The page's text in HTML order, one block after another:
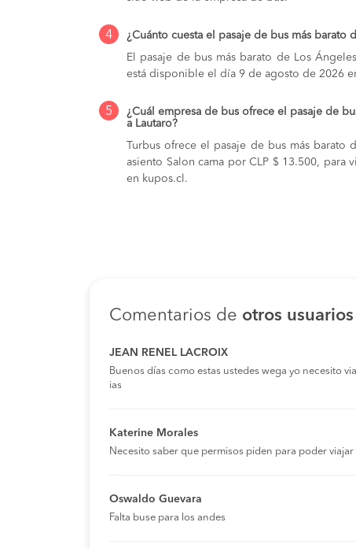
4
¿Cuánto cuesta el pasaje de bus más barato
El pasaje de bus más barato de Los
está disponible el día 9 de agosto de 2026
5
¿Cuál empresa de bus ofrece el pasaje de
a Lautaro?
Turbus ofrece el pasaje de bus más barato
asiento Salon cama por CLP $ 13.500, para
en kupos.cl.
Comentarios de otros usuarios
JEAN RENEL LACROIX
Buenos días como estas ustedes wega yo necesito
ias
Katerine Morales
Necesito saber que permisos piden para poder
Oswaldo Guevara
Falta buse para los andes